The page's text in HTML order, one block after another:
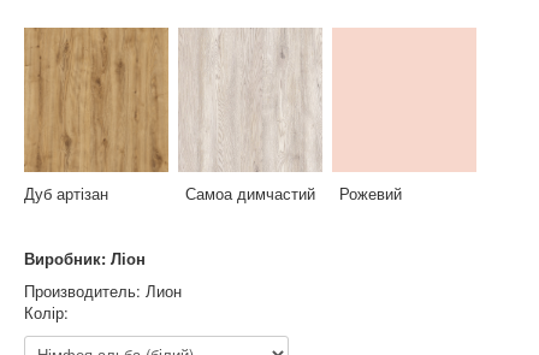
Дуб артізан Самоа димчастий Рожевий
Виробник: Ліон
Производитель: Лион
Колір: